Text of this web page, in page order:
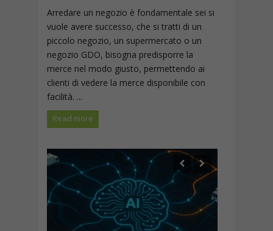
Arredare un negozio è fondamentale sei si
vuole avere successo, che si tratti di un
piccolo negozio, un supermercato o un
negozio GDO, bisogna predisporre la
merce nel modo giusto, permettendo ai
clienti di vedere la merce disponibile con
facilità. ...
Read more